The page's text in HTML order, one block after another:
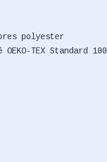
polyester
TEX Standard 100